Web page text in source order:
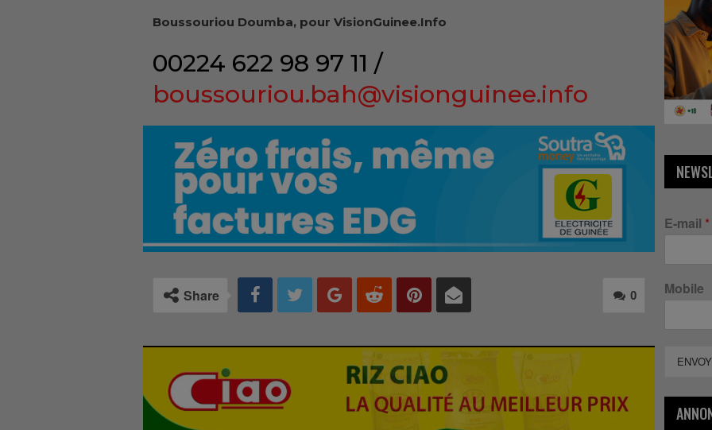
Boussouriou Doumba, pour VisionGuinee.Info
00224 622 98 97 11 /
boussouriou.bah@visionguinee.info
0
Share
E-mail *
Mobile